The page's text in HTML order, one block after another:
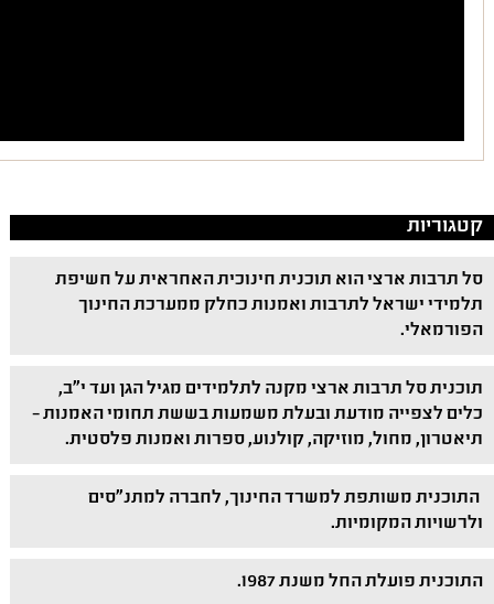
קטגוריות
סל תרבות ארצי הוא תוכנית חינוכית האחראית על חשיפת
תלמידי ישראל לתרבות ואמנות כחלק ממערכת החינוך
הפורמאלי.
תוכנית סל תרבות ארצי מקנה לתלמידים מגיל הגן ועד י"ב,
כלים לצפייה מודעת ובעלת משמעות בששת תחומי האמנות –
תיאטרון, מחול, מוזיקה, קולנוע, ספרות ואמנות פלסטית.
התוכנית משותפת למשרד החינוך, לחברה למתנ"סים
ולרשויות המקומיות.
התוכנית פועלת החל משנת 1987.